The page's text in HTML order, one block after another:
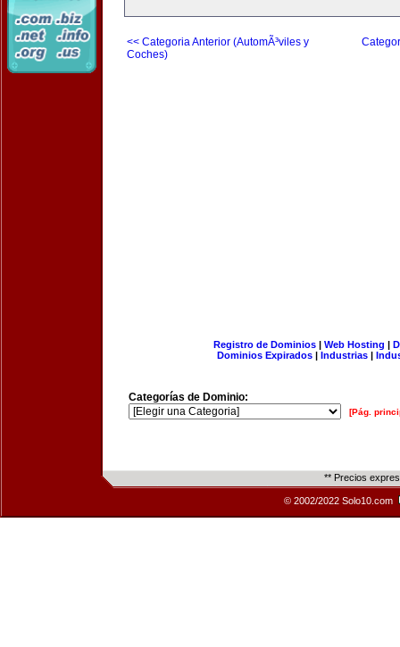
<< Categoria Anterior (AutomÃ³viles y
Coches)
Registro de Dominios| Web Hosting |
Dominios Expirados | Industrias |
Categorías de Dominio:
[Pág.
** Precios
© 2002/2022 Solo10.com